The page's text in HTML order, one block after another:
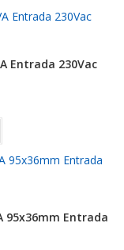
Entrada 230Vac
95x36mm Entrada